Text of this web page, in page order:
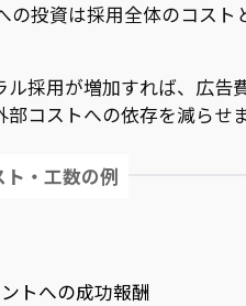
の投資は採用全体のコスト
採用が増加すれば、広告
コストへの依存を減らせ
・工数の例
トへの成功報酬